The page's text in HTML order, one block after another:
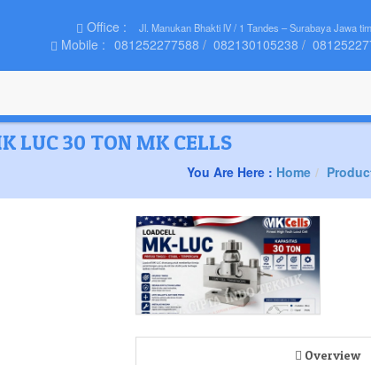
Office : Jl. Manukan Bhakti lV / 1 Tandes – Surabaya Jawa
Mobile : 081252277588 082130105238
LUC 30 TON MK CELLS
You Are Here : Home
Overview